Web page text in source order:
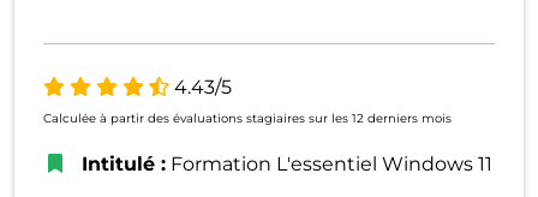
4.43/5
Calculée à partir des évaluations stagiaires sur les 12 derniers mois
Intitulé : Formation L'essentiel Windows 11